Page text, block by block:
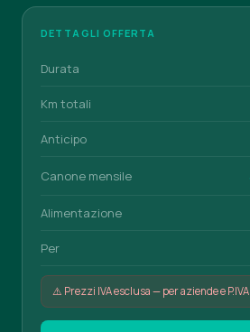
DETTAGLI OFFERTA
Durata
Km totali
Anticipo
Canone mensile
Alimentazione
Per
⚠️ Prezzi IVA esclusa — per aziende e P.IVA